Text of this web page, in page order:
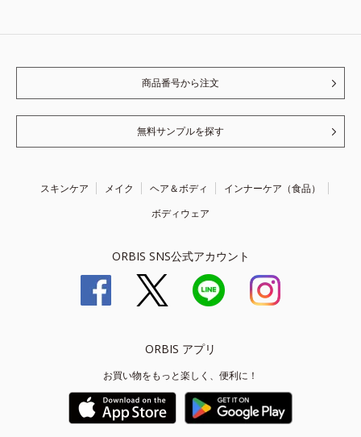
商品番号から注文
無料サンプルを探す
スキンケア メイク ヘア＆ボディ
インナーケア（食品）
ボディウェア
ORBIS SNS公式アカウント
ORBIS アプリ
お買い物をもっと楽しく、便利に！